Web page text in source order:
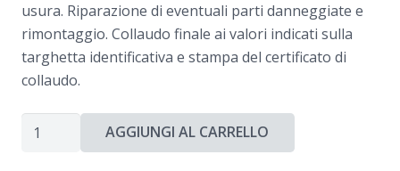
usura. Riparazione di eventuali parti danneggiate e
rimontaggio. Collaudo finale ai valori indicati sulla
targhetta identificativa e stampa del certificato di
collaudo.
Riparazione
AGGIUNGI AL CARRELLO